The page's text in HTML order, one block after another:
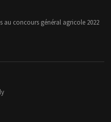
au concours général agricole 2022